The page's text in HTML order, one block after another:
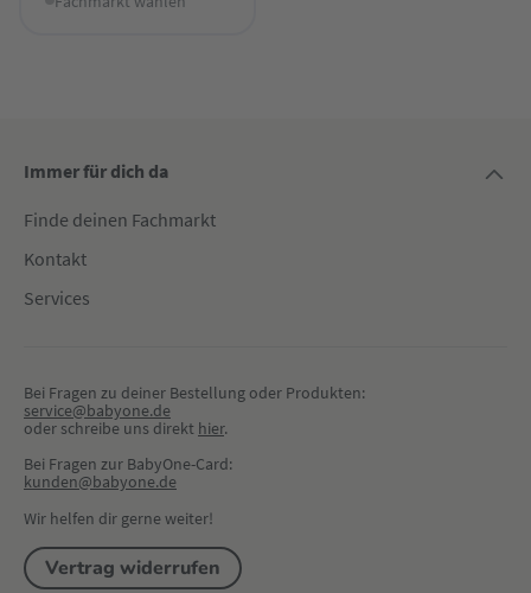
Immer für dich da
Finde deinen Fachmarkt
Kontakt
Services
Bei Fragen zu deiner Bestellung oder Produkten:
service@babyone.de
oder schreibe uns direkt hier.
Bei Fragen zur BabyOne-Card:
kunden@babyone.de
Wir helfen dir gerne weiter!
Vertrag widerrufen